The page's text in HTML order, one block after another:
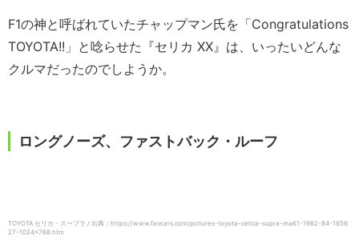
F1の神と呼ばれていたチャップマン氏を「Congratulations
TOYOTA!!」と唸らせた『セリカ XX』は、いったいどんな
クルマだったのでしようか。
ロングノーズ、ファストバック・ルーフ
TOYOTA セリカ・スープラ / 出典：https://www.favcars.com/pictures-toyota-celica-supra-ma61-1982-84-1856
27-1024×768.htm